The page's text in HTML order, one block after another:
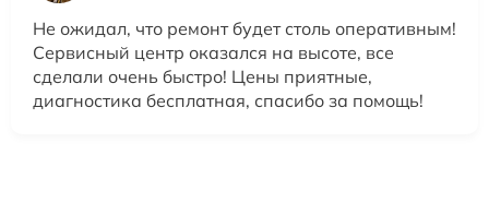
Не ожидал, что ремонт будет столь оперативным!
Сервисный центр оказался на высоте, все
сделали очень быстро! Цены приятные,
диагностика бесплатная, спасибо за помощь!